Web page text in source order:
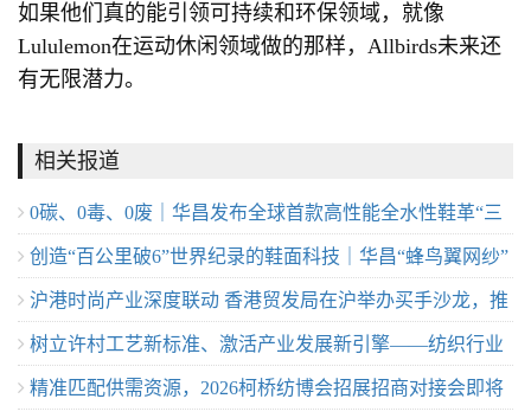
如果他们真的能引领可持续和环保领域，就像
Lululemon在运动休闲领域做的那样，Allbirds未来还
有无限潜力。
相关报道
0碳、0毒、0废｜华昌发布全球首款高性能全水性鞋革“三
零生态皮”
创造“百公里破6”世界纪录的鞋面科技｜华昌“蜂鸟翼网纱”
定义极致轻量
沪港时尚产业深度联动 香港贸发局在沪举办买手沙龙，推
动业界交流
树立许村工艺新标准、激活产业发展新引擎——纺织行业
服装制版师/缝纫工（服装制作工）职业技能竞赛许村选拔
精准匹配供需资源，2026柯桥纺博会招展招商对接会即将